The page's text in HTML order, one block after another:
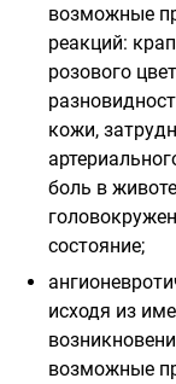
возможные
реакций:
розового
кожи,
боль в
состояние;
исходя из
возможные